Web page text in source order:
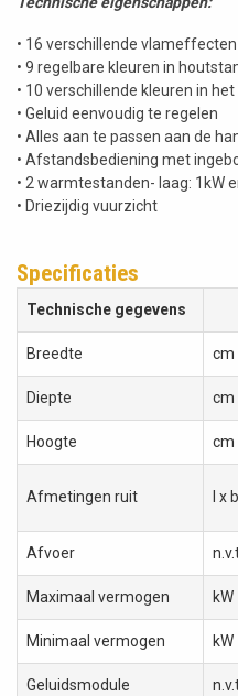
• 16 verschillende vlameffecten
• 9 regelbare kleuren in
• 10 verschillende kleuren in
• Geluid eenvoudig te regelen
• Alles aan te passen aan de
• Afstandsbediening met
• 2 warmtestanden- laag: 1kW
• Driezijdig vuurzicht
Specificaties
Technische gegevens
Breedte cm
Diepte cm
Hoogte cm
Afmetingen ruit l x
Afvoer
Maximaal vermogen kW
Minimaal vermogen kW
Geluidsmodule